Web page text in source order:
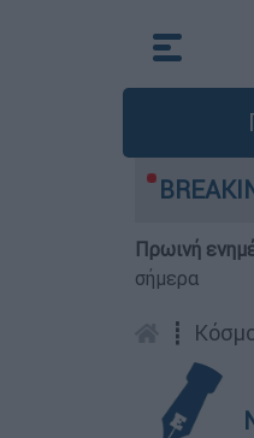
καταδίωξη
Πρωινή
σήμερα
┋